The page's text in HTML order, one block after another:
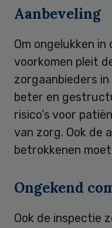
Aanbeveling
Om ongelukken
voorkomen pleit
zorgaanbieders
beter en
risico’s voor
van zorg. Ook de
betrokkenen
Ongekend
Ook de inspectie